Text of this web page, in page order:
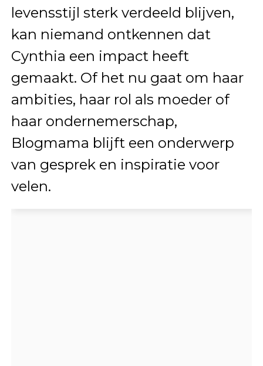
levensstijl sterk verdeeld blijven,
kan niemand ontkennen dat
Cynthia een impact heeft
gemaakt. Of het nu gaat om haar
ambities, haar rol als moeder of
haar ondernemerschap,
Blogmama blijft een onderwerp
van gesprek en inspiratie voor
velen.